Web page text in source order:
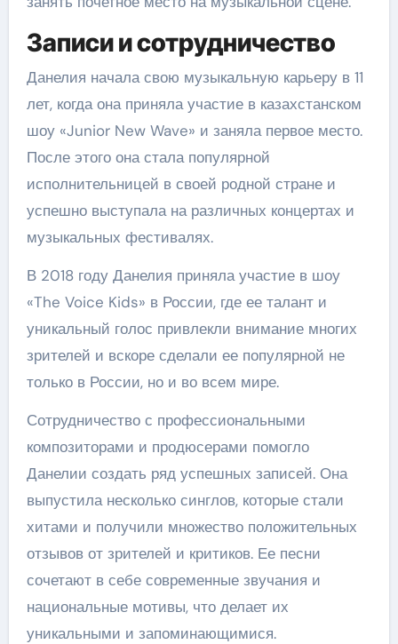
Записи и сотрудничество
Данелия начала свою музыкальную карьеру в 11
лет, когда она приняла участие в казахстанском
шоу «Junior New Wave» и заняла первое место.
После этого она стала популярной
исполнительницей в своей родной стране и
успешно выступала на различных концертах и
музыкальных фестивалях.
В 2018 году Данелия приняла участие в шоу
«The Voice Kids» в России, где ее талант и
уникальный голос привлекли внимание многих
зрителей и вскоре сделали ее популярной не
только в России, но и во всем мире.
Сотрудничество с профессиональными
композиторами и продюсерами помогло
Данелии создать ряд успешных записей. Она
выпустила несколько синглов, которые стали
хитами и получили множество положительных
отзывов от зрителей и критиков. Ее песни
сочетают в себе современные звучания и
национальные мотивы, что делает их
уникальными и запоминающимися.